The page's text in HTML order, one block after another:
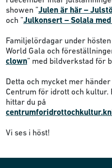
showen ”Julen är här –
och ”Julkonsert – Solala
Familjelördagar under
World Gala och
clown” med bildverkstad för
Detta och mycket mer
Centrum för idrott och kultur.
hittar du på
Vi ses i höst!